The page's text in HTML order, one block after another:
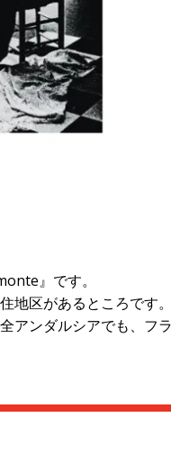
』です。
地区があるところで
アンダルシアでも、